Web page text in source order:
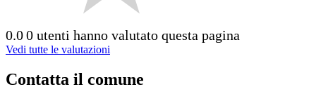
0.00 utenti hanno valutato questa pagina
Vedi tutte le valutazioni
Contatta il comune